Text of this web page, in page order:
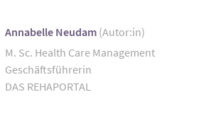
Annabelle Neudam (Autor:in)
M. Sc. Health Care Management
Geschäftsführerin
DAS REHAPORTAL